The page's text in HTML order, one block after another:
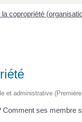
copropriété
et administrative
ses membre